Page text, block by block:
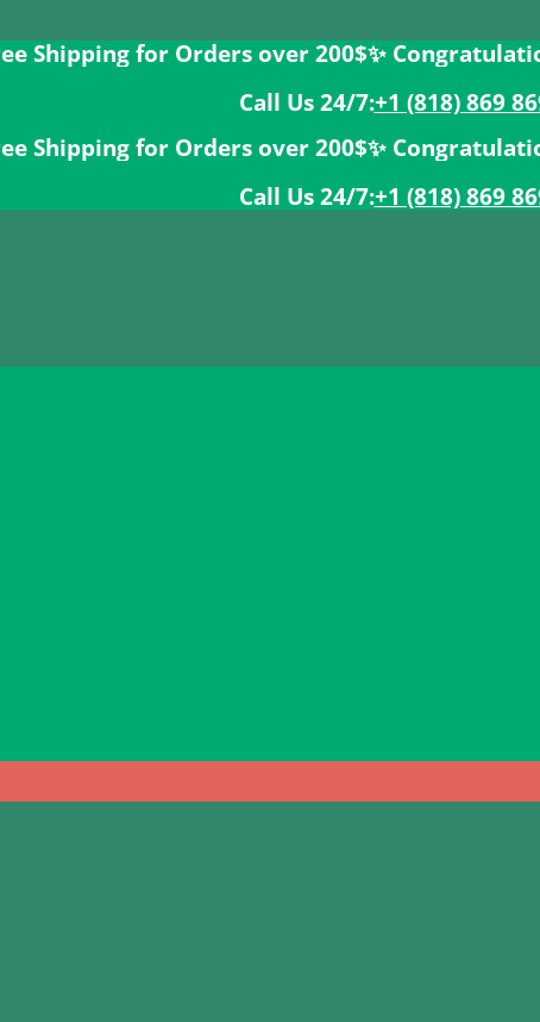
for Orders over 200$ㅤ✨ Congratulations
Call Us 24/7:ㅤ+1 (818) 869
for Orders over 200$ㅤ✨ Congratulations
Call Us 24/7:ㅤ+1 (818) 869